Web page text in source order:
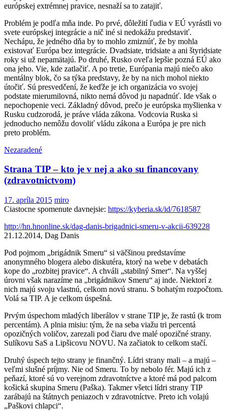
európskej extrémnej pravice, nesnaží sa to zatajiť.
Problém je podľa mňa inde. Po prvé, dôležití ľudia v EÚ vyrástli vo
svete európskej integrácie a nič iné si nedokážu predstaviť.
Nechápu, že jedného dňa by to mohlo zmiznúť, že by mohla
existovať Európa bez integrácie. Dvadsiate, tridsiate a ani štyridsiate
roky si už nepamätajú. Po druhé, Rusko oveľa lepšie pozná EÚ ako
ona jeho. Vie, kde zatlačiť. A po tretie, Európania majú niečo ako
mentálny blok, čo sa týka predstavy, že by na nich mohol niekto
útočiť. Sú presvedčení, že keďže je ich organizácia vo svojej
podstate mierumilovná, nikto nemá dôvod ju napadnúť. Ide však o
nepochopenie veci. Základný dôvod, prečo je európska myšlienka v
Rusku cudzorodá, je práve vláda zákona. Vodcovia Ruska si
jednoducho nemôžu dovoliť vládu zákona a Európa je pre nich
preto problém.
Nezaradené
Strana TIP – kto je v nej a ako su financovany
(zdravotnictvom)
17. apríla 2015 miro
Ciastocne spomenute davnejsie: https://kyberia.sk/id/7618587
http://hn.hnonline.sk/dag-danis-brigadnici-smeru-v-akcii-639228
21.12.2014, Dag Danis
Pod pojmom „brigádnik Smeru“ si väčšinou predstavíme
anonymného blogera alebo diskutéra, ktorý na webe v debatách
kope do „rozbitej pravice“. A chváli „stabilný Smer“. Na vyššej
úrovni však narazíme na „brigádnikov Smeru“ aj inde. Niektorí z
nich majú svoju vlastnú, celkom novú stranu. S bohatým rozpočtom.
Volá sa TIP. A je celkom úspešná.
Prvým úspechom mladých liberálov v strane TIP je, že rastú (k trom
percentám). A plnia misiu: tým, že na seba viažu tri percentá
opozičných voličov, zarezali pod čiaru dve malé opozičné strany.
Sulíkovu SaS a Lipšicovu NOVU. Na začiatok to celkom stačí.
Druhý úspech tejto strany je finančný. Lídri strany mali – a majú –
veľmi slušné príjmy. Nie od Smeru. To by nebolo fér. Majú ich z
peňazí, ktoré sú vo verejnom zdravotníctve a ktoré má pod palcom
košická skupina Smeru (Paška). Takmer všetci lídri strany TIP
zarábajú na štátnych peniazoch v zdravotníctve. Preto ich volajú
„Paškovi chlapci“.